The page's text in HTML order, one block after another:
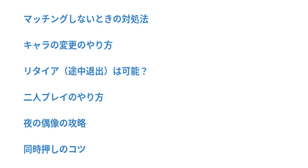
マッチングしないときの対処法
キャラの変更のやり方
リタイア（途中退出）は可能？
二人プレイのやり方
夜の偶像の攻略
同時押しのコツ